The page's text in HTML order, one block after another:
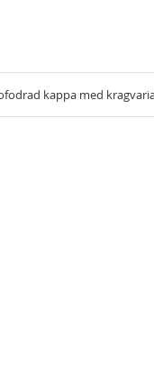
kappa med